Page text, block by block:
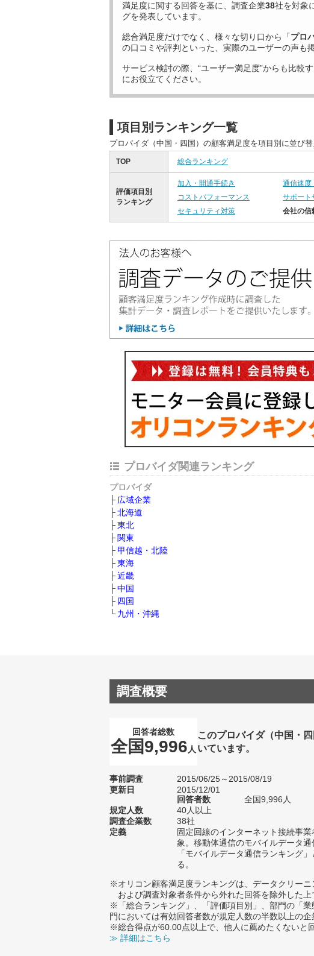
満足度に関する回答を基に、調査企業38社を対象
グを発表しています。
総合満足度だけでなく、様々な切り口から「プロ
の口コミや評判といった、実際のユーザーの声も
サービス検討の際、“ユーザー満足度”からも比較
にお役立てください。
項目別ランキング一覧
プロバイダ（中国・四国）の顧客満足度を項目別に並び替
TOP 総合ランキング
評価項目別
ランキング
加入・開通手続き 通信速度
コストパフォーマンス
サポート
セキュリティ対策
会社の信
プロバイダ関連ランキング
プロバイダ
広域企業
北海道
東北
関東
甲信越・北陸
東海
近畿
中国
四国
九州・沖縄
調査概要
回答者総数
全国9,996 人
このプロバイダ（中国・
いています。
事前調査
2015/06/25～2015/08/19
更新日
2015/12/01
回答者数
全国9,996人
規定人数
40人以上
調査企業数
38社
定義
固定回線のインターネット接続事
象。移動体通信のモバイルデータ通
「モバイルデータ通信ランキング
る。
※オリコン顧客満足度ランキングは、データクリー
および調査対象者条件から外れた回答を除外した上
※「総合ランキング」、「評価項目別」、部門の「
門においては有効回答者数が規定人数の半数以上の企
※総合得点が60.00点以上で、他人に薦めたくないと
≫ 詳細はこちら